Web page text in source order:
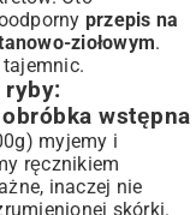
przepis na
ziołowym.
tajemnic.
ryby:
wstępna
myjemy i
ręcznikiem
inaczej nie
skórki.